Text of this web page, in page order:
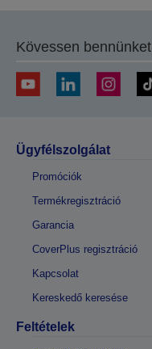
Kövessen bennünket
Ügyfélszolgálat
Promóciók
Termékregisztráció
Garancia
CoverPlus regisztráció
Kapcsolat
Kereskedő keresése
Feltételek